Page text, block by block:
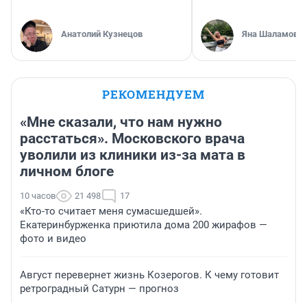
Анатолий Кузнецов Яна Шаламова
РЕКОМЕНДУЕМ
«Мне сказали, что нам нужно
расстаться». Московского врача
уволили из клиники из-за мата в
личном блоге
10 часов 21 498 17
«Кто-то считает меня сумасшедшей».
Екатеринбурженка приютила дома 200 жирафов —
фото и видео
Август перевернет жизнь Козерогов. К чему готовит
ретроградный Сатурн — прогноз